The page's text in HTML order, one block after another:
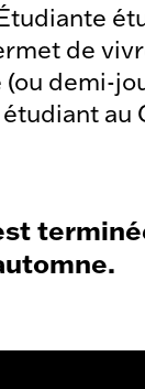
de
demi-
étudiant au